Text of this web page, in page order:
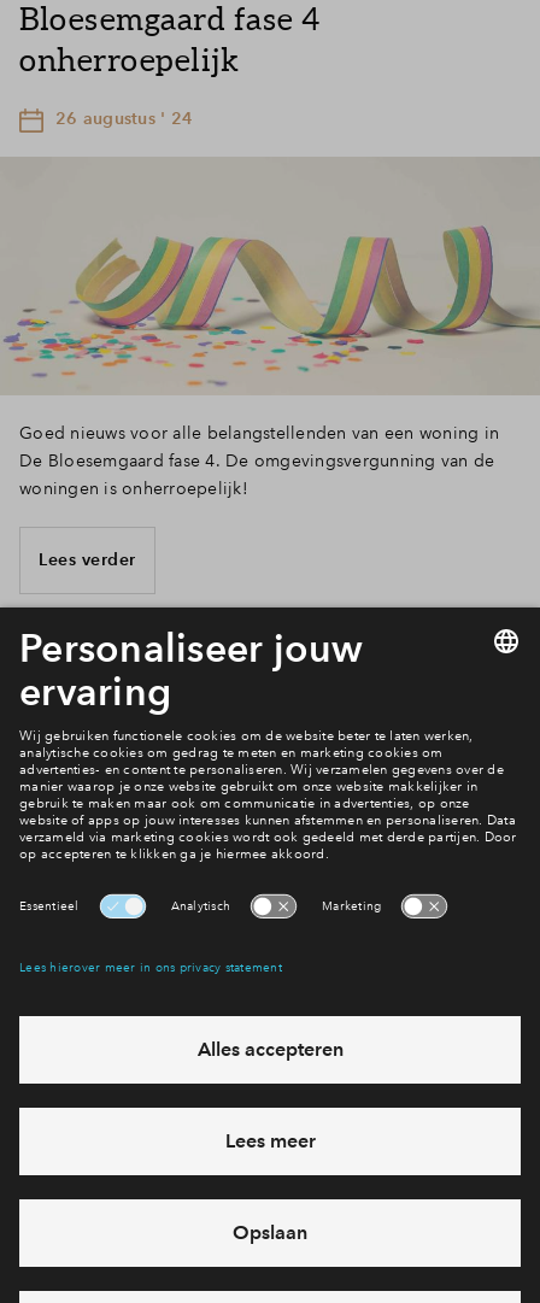
Bloesemgaard fase 4
onherroepelijk
26 augustus ' 24
Goed nieuws voor alle belangstellenden van een woning in
De Bloesemgaard fase 4. De omgevingsvergunning van de
woningen is onherroepelijk!
Lees verder
Contact
Interesse? Meld je dan snel aan
Hiermee blijf je op de hoogte van het belangrijkste nieuws en
Ja, ik wil mij aanmelden
Heb je een vraag en wil je direct antwoord? Bel ons op
712 26 19
6 dagen per week beschikbaar (behalve tijdens